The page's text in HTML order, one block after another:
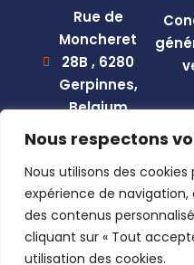
Nous respectons
Nous utilisons des
expérience de
des contenus
cliquant sur « Tout
utilisation des cookies.
Rue de
Moncheret
28B , 6280
Gerpinnes,
Belgium
+32 492
marcellin@gerpiagri.be
BE
0793.946.582